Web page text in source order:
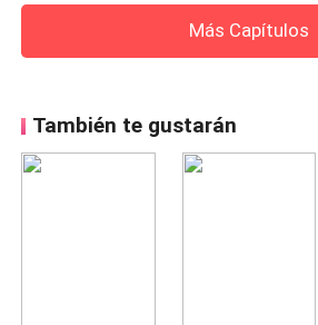
Más Capítulos
También te gustarán